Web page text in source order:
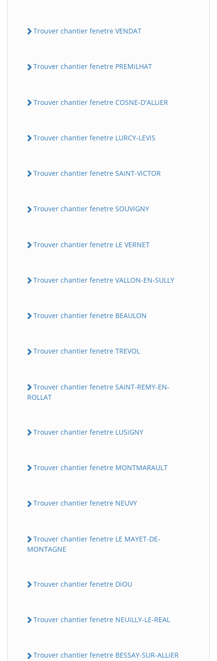
Trouver chantier fenetre VENDAT
Trouver chantier fenetre PREMiLHAT
Trouver chantier fenetre COSNE-D'ALLiER
Trouver chantier fenetre LURCY-LEViS
Trouver chantier fenetre SAiNT-ViCTOR
Trouver chantier fenetre SOUViGNY
Trouver chantier fenetre LE VERNET
Trouver chantier fenetre VALLON-EN-SULLY
Trouver chantier fenetre BEAULON
Trouver chantier fenetre TREVOL
Trouver chantier fenetre SAiNT-REMY-EN-
ROLLAT
Trouver chantier fenetre LUSiGNY
Trouver chantier fenetre MONTMARAULT
Trouver chantier fenetre NEUVY
Trouver chantier fenetre LE MAYET-DE-
MONTAGNE
Trouver chantier fenetre DiOU
Trouver chantier fenetre NEUiLLY-LE-REAL
Trouver chantier fenetre BESSAY-SUR-ALLiER